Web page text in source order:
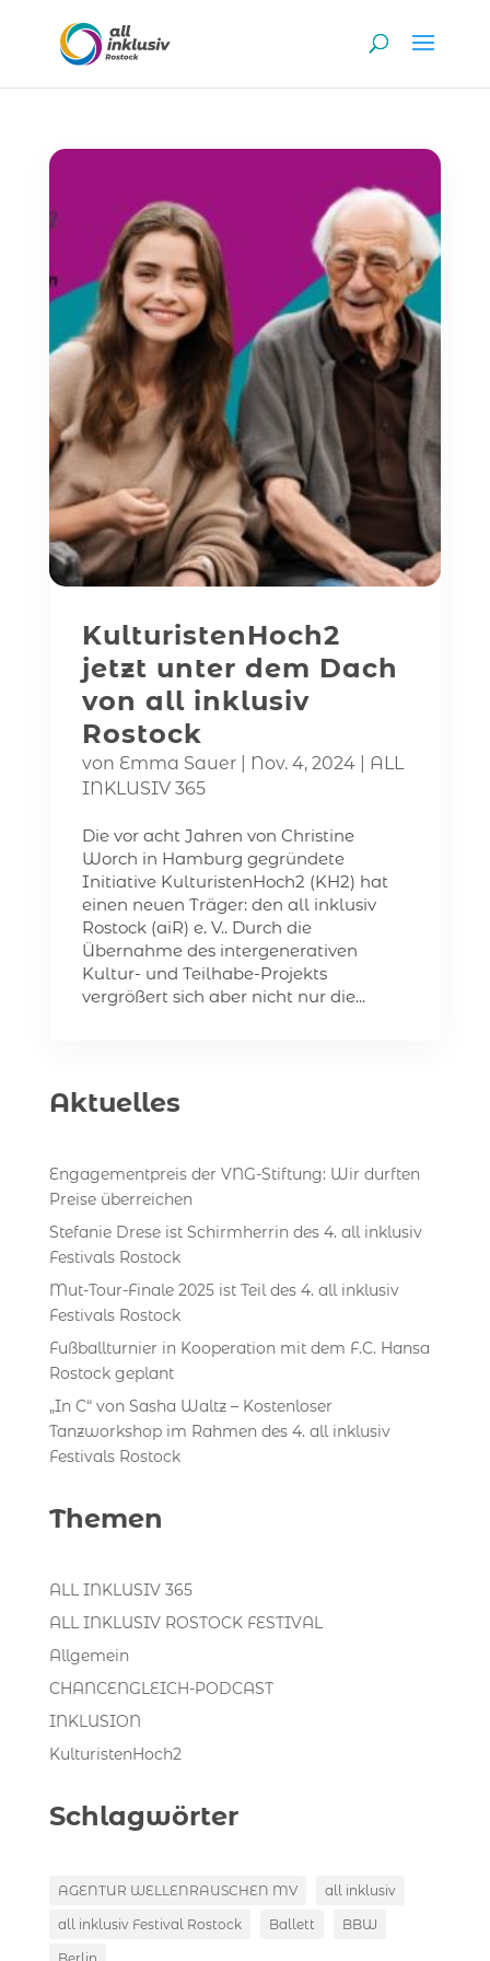
KulturistenHoch2
jetzt unter dem Dach
von all inklusiv
Rostock
von Emma Sauer| Nov. 4, 2024| ALL
INKLUSIV 365
Die vor acht Jahren von Christine
Worch in Hamburg gegründete
Initiative KulturistenHoch2 (KH2) hat
einen neuen Träger: den all inklusiv
Rostock (aiR) e. V.. Durch die
Übernahme des intergenerativen
Kultur- und Teilhabe-Projekts
vergrößert sich aber nicht nur die...
Aktuelles
Engagementpreis der VNG-Stiftung: Wir durften
Preise überreichen
Stefanie Drese ist Schirmherrin des 4. all inklusiv
Festivals Rostock
Mut-Tour-Finale 2025 ist Teil des 4. all inklusiv
Festivals Rostock
Fußballturnier in Kooperation mit dem F.C. Hansa
Rostock geplant
„In C“ von Sasha Waltz – Kostenloser
Tanzworkshop im Rahmen des 4. all inklusiv
Festivals Rostock
Themen
ALL INKLUSIV 365
ALL INKLUSIV ROSTOCK FESTIVAL
Allgemein
CHANCENGLEICH-PODCAST
INKLUSION
KulturistenHoch2
Schlagwörter
AGENTUR WELLENRAUSCHEN MV all inklusiv
all inklusiv Festival Rostock Ballett BBW